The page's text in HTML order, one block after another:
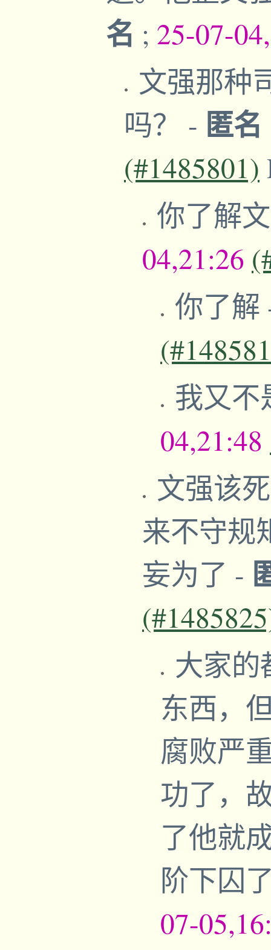
名 ; 25-07-
文强那种
吗？ - 匿名
(#1485801)
你了解
04,21:26
你了解
我又
04,21:48
文强该
来不守规
妄为了 -
大家的
东西，
腐败严
功了，
了他就
阶下囚
07-